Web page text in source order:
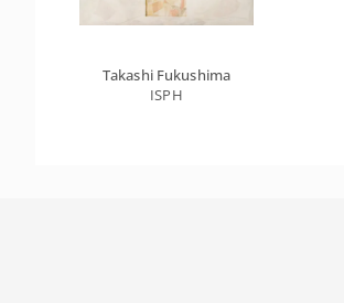
Takashi Fukushima
ISPH